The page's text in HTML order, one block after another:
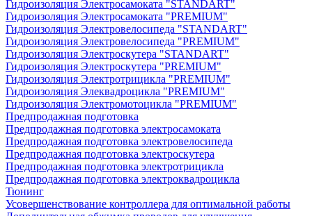
Гидроизоляция Электросамоката "STANDART"
Гидроизоляция Электросамоката "PREMIUM"
Гидроизоляция Электровелосипеда "STANDART"
Гидроизоляция Электровелосипеда "PREMIUM"
Гидроизоляция Электроскутера "STANDART"
Гидроизоляция Электроскутера "PREMIUM"
Гидроизоляция Электротрицикла "PREMIUM"
Гидроизоляция Элеквадроцикла "PREMIUM"
Гидроизоляция Электромотоцикла "PREMIUM"
Предпродажная подготовка
Предпродажная подготовка электросамоката
Предпродажная подготовка электровелосипеда
Предпродажная подготовка электроскутера
Предпродажная подготовка электротрицикла
Предпродажная подготовка электроквадроцикла
Тюнинг
Усовершенствование контроллера для оптимальной работы